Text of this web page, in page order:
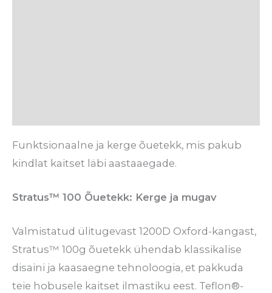
Funktsionaalne ja kerge õuetekk, mis pakub
kindlat kaitset läbi aastaaegade.
Stratus™ 100 Õuetekk: Kerge ja mugav
Valmistatud ülitugevast 1200D Oxford-kangast,
Stratus™ 100g õuetekk ühendab klassikalise
disaini ja kaasaegne tehnoloogia, et pakkuda
teie hobusele kaitset ilmastiku eest. Teflon®-